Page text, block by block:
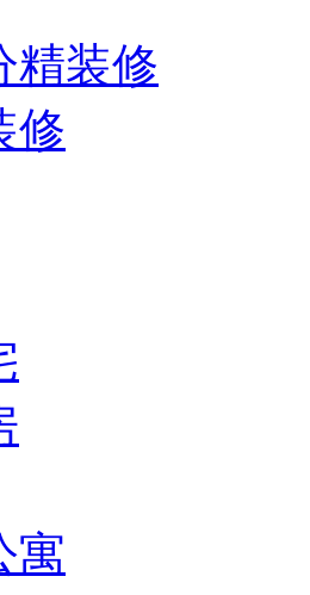
精装修
修
寓